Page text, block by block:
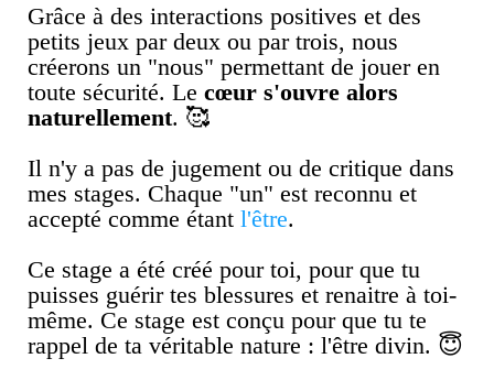
Grâce à des interactions positives et des
petits jeux par deux ou par trois, nous
créerons un "nous" permettant de jouer en
toute sécurité. Le cœur s'ouvre alors
naturellement. 🥰
Il n'y a pas de jugement ou de critique dans
mes stages. Chaque "un" est reconnu et
accepté comme étant l'être.
Ce stage a été créé pour toi, pour que tu
puisses guérir tes blessures et renaitre à toi-
même. Ce stage est conçu pour que tu te
rappel de ta véritable nature : l'être divin. 😇